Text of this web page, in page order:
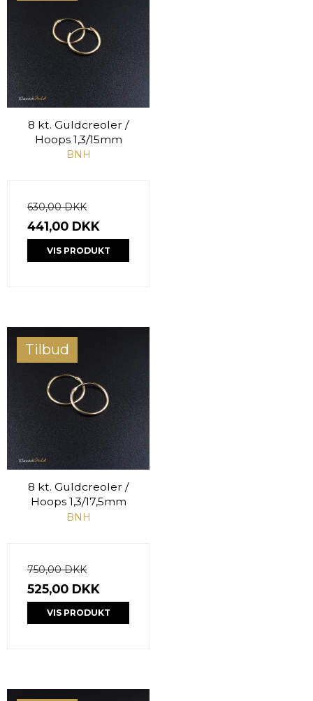
8 kt. Guldcreoler /
Hoops 1,3/15mm
BNH
630,00 DKK
441,00 DKK
VIS PRODUKT
Tilbud
8 kt. Guldcreoler /
Hoops 1,3/17,5mm
BNH
750,00 DKK
525,00 DKK
VIS PRODUKT